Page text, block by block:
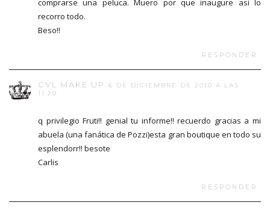
comprarse una peluca. Muero por que inaugure asi lo
recorro todo.
Beso!!
RESPONDER
CVL MAKE UP
6 DE DICIEMBRE DE 2010 A LAS
11:20
q privilegio Fruti!! genial tu informe!! recuerdo gracias a mi
abuela (una fanática de Pozzi)esta gran boutique en todo su
esplendorr!! besote
Carlis
RESPONDER